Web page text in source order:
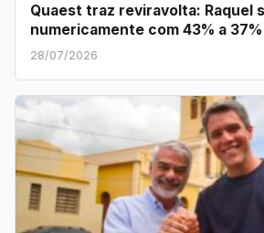
Quaest traz reviravolta: Raquel
numericamente com 43% a 37%
28/07/2026